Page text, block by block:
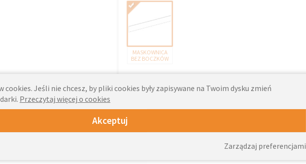
MASKOWNICA
BEZ BOCZKÓW
cookies. Jeśli nie chcesz, by pliki cookies były zapisywane na Twoim dysku zmień
Przeczytaj więcej o cookies
Akceptuj
Zarządzaj preferencjami